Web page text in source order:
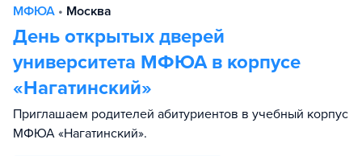
МФЮА • Москва
День открытых дверей
университета МФЮА в корпусе
«Нагатинский»
Приглашаем родителей абитуриентов в учебный корпус
МФЮА «Нагатинский».